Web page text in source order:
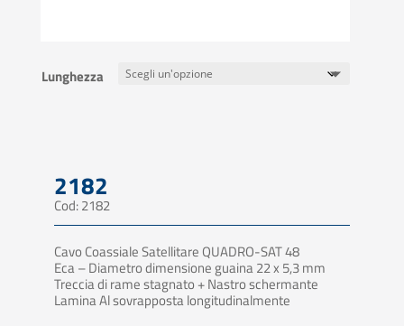
Lunghezza
2182
Cod: 2182
Cavo Coassiale Satellitare QUADRO-SAT 48
Eca – Diametro dimensione guaina 22 x 5,3 mm
Treccia di rame stagnato + Nastro schermante
Lamina Al sovrapposta longitudinalmente